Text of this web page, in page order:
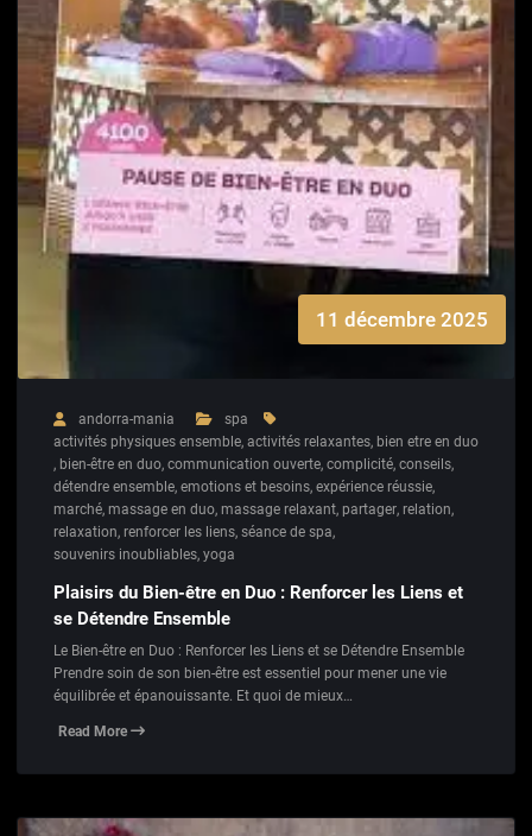
11 décembre 2025
andorra-mania
spa
activités physiques ensemble, activités relaxantes, bien etre en duo
, bien-être en duo, communication ouverte, complicité, conseils,
détendre ensemble, emotions et besoins, expérience réussie,
marché, massage en duo, massage relaxant, partager, relation,
relaxation, renforcer les liens, séance de spa,
souvenirs inoubliables, yoga
Plaisirs du Bien-être en Duo : Renforcer les Liens et
se Détendre Ensemble
Le Bien-être en Duo : Renforcer les Liens et se Détendre Ensemble
Prendre soin de son bien-être est essentiel pour mener une vie
équilibrée et épanouissante. Et quoi de mieux…
Read More